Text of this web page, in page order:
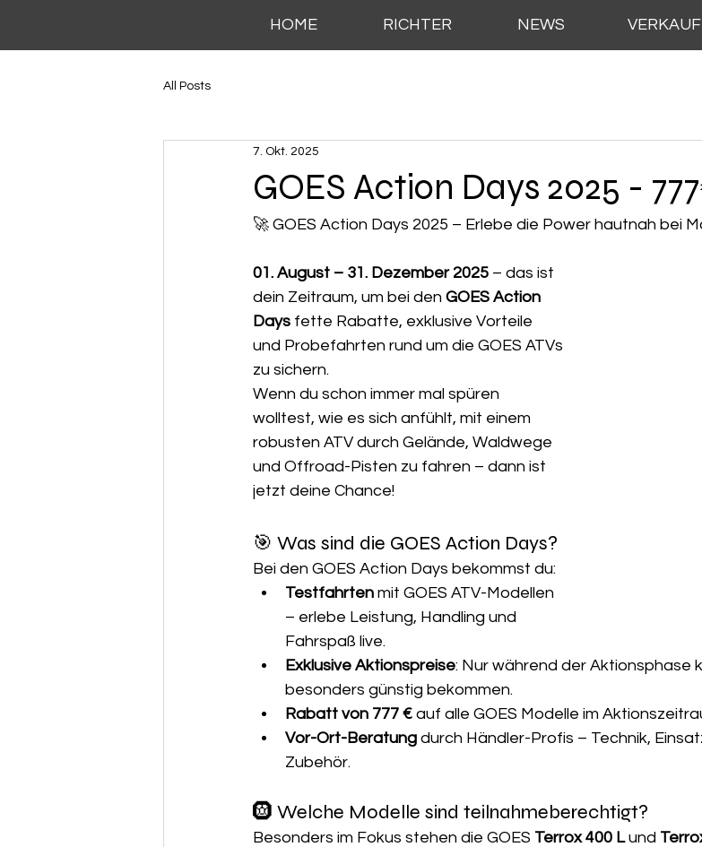
HOME RICHTER NEWS VERKAUF
All Posts
GOES Action Days 2025 -
7. Okt. 2025
🚀 GOES Action Days 2025 – Erlebe die Power hautnah bei
01. August – 31. Dezember 2025 – das ist
dein Zeitraum, um bei den GOES Action
Days fette Rabatte, exklusive Vorteile
und Probefahrten rund um die GOES ATVs
zu sichern.
Wenn du schon immer mal spüren
wolltest, wie es sich anfühlt, mit einem
robusten ATV durch Gelände, Waldwege
und Offroad-Pisten zu fahren – dann ist
jetzt deine Chance!
🎯 Was sind die GOES Action Days?
Bei den GOES Action Days bekommst du:
Testfahrten mit GOES ATV-Modellen
– erlebe Leistung, Handling und
Fahrspaß live.
Exklusive Aktionspreise: Nur während der Aktionsphase
besonders günstig bekommen.
Rabatt von 777 € auf alle GOES Modelle im
Vor-Ort-Beratung durch Händler-Profis – Technik,
Zubehör.
🛞 Welche Modelle sind teilnahmeberechtigt?
Besonders im Fokus stehen die GOES Terrox 400 L und